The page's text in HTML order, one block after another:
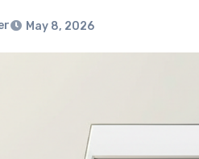
May 8, 2026